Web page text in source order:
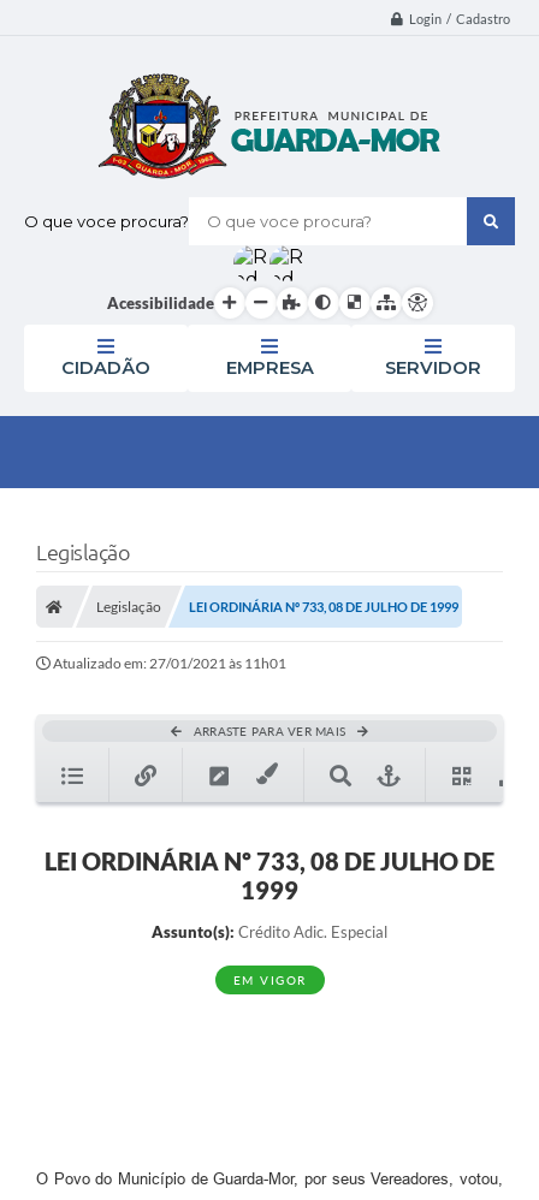
Login / Cadastro
O que voce procura?
Acessibilidade
CIDADÃO EMPRESA SERVIDOR
Legislação
Legislação LEI ORDINÁRIA Nº 733, 08 DE JULHO DE 1999
Atualizado em: 27/01/2021 às 11h01
ARRASTE PARA VER MAIS
LEI ORDINÁRIA Nº 733, 08 DE JULHO DE
1999
Assunto(s): Crédito Adic. Especial
EM VIGOR
O Povo do Município de Guarda-Mor, por seus Vereadores, votou,